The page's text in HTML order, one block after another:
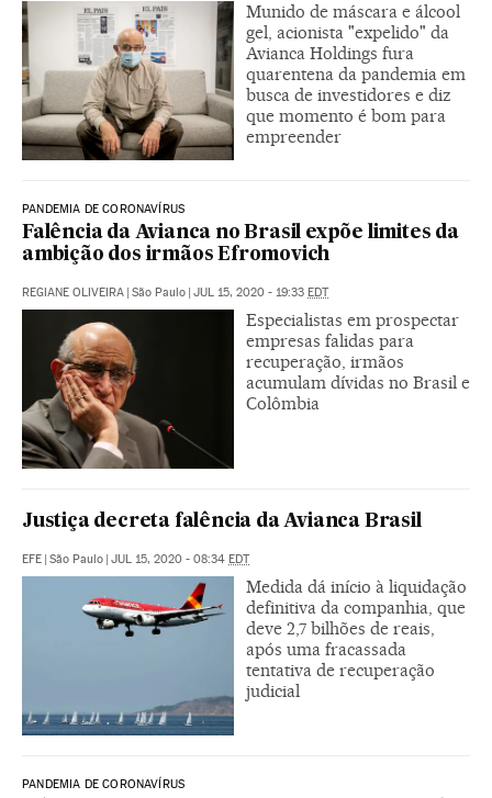
Munido de máscara e álcool
gel, acionista "expelido" da
Avianca Holdings fura
quarentena da pandemia em
busca de investidores e diz
que momento é bom para
empreender
PANDEMIA DE CORONAVÍRUS
Falência da Avianca no Brasil expõe limites da
ambição dos irmãos Efromovich
REGIANE OLIVEIRA São Paulo JUL 15, 2020 - 19:33 EDT
Especialistas em prospectar
empresas falidas para
recuperação, irmãos
acumulam dívidas no Brasil e
Colômbia
Justiça decreta falência da Avianca Brasil
EFE | São Paulo | JUL 15, 2020 - 08:34 EDT
Medida dá início à liquidação
definitiva da companhia, que
deve 2,7 bilhões de reais,
após uma fracassada
tentativa de recuperação
judicial
PANDEMIA DE CORONAVÍRUS